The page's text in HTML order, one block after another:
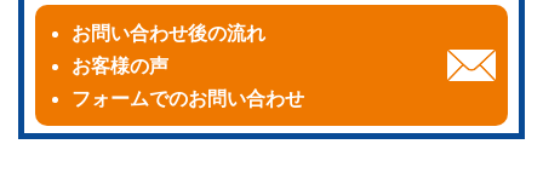
お問い合わせ後の流れ
お客様の声
フォームでのお問い合わせ